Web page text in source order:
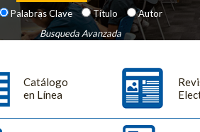
Palabras Clave Título
Autor
Busqueda Avanzada
Catálogo
en Línea